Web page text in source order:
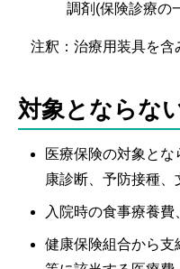
調剤(保険診療の
注釈：治療用装具を含
対象とならな
医療保険の対象と
康診断、予防接種、
入院時の食事療養費
健康保険組合から支